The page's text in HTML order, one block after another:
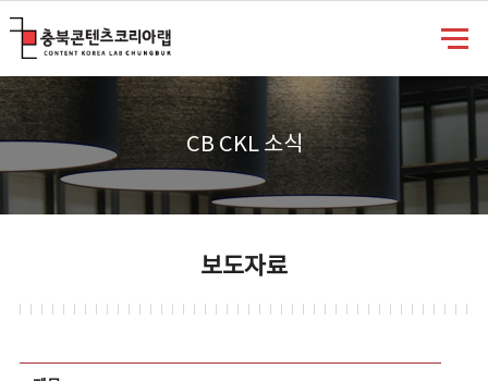
CB CKL 소식
보도자료